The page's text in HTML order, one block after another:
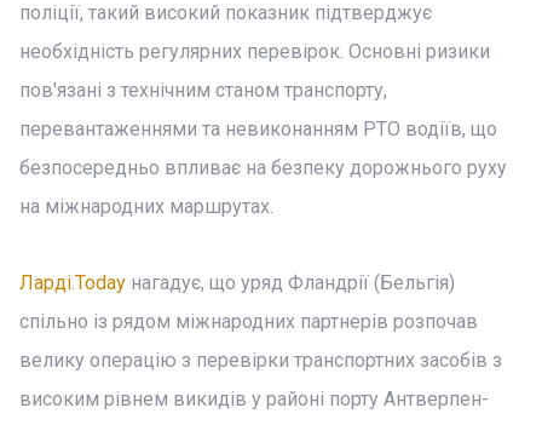
поліції, такий високий показник підтверджує
необхідність регулярних перевірок. Основні ризики
пов'язані з технічним станом транспорту,
перевантаженнями та невиконанням РТО водіїв, що
безпосередньо впливає на безпеку дорожнього руху
на міжнародних маршрутах.
Ларді.Today нагадує, що уряд Фландрії (Бельгія)
спільно із рядом міжнародних партнерів розпочав
велику операцію з перевірки транспортних засобів з
високим рівнем викидів у районі порту Антверпен-